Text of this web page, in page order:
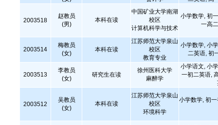
2003518
赵教员
(男)
本科在读
中国矿业大学南湖
校区
计算机科学与技术
小学数学, 初
一高
2003514
梅教员
(女)
本科在读
江苏师范大学泉山
校区
教育专业
小学数学, 小
二英语, 初
2003513
李教员
(女)
研究生在读
徐州医科大学
麻醉学
小学语文, 小
一初二英语,
2003512
吴教员
(女)
本科在读
江苏师范大学泉山
校区
环境科学
小学数学, 初